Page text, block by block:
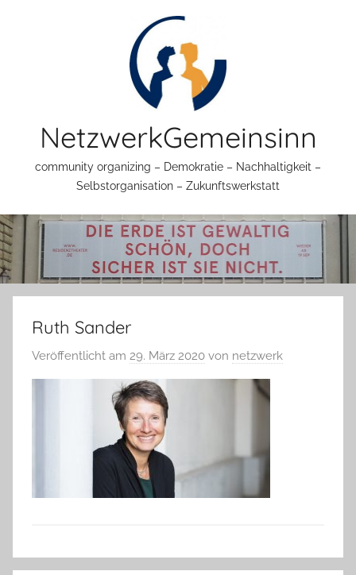
NetzwerkGemeinsinn
community organizing – Demokratie – Nachhaltigkeit –
Selbstorganisation – Zukunftswerkstatt
Ruth Sander
Veröffentlicht am 29. März 2020 von netzwerk